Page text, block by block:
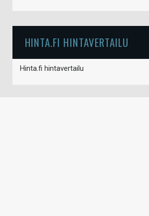
HINTA.FI HINTAVERTAILU
Hinta.fi hintavertailu